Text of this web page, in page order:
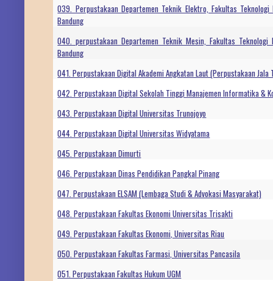
039. Perpustakaan Departemen Teknik Elektro, Fakultas
Bandung
040. perpustakaan Departemen Teknik Mesin, Fakultas
Bandung
041. Perpustakaan Digital Akademi Angkatan Laut (Perpustakaan Jala
042. Perpustakaan Digital Sekolah Tinggi Manajemen Informatika &
043. Perpustakaan Digital Universitas Trunojoyo
044. Perpustakaan Digital Universitas Widyatama
045. Perpustakaan Dimurti
046. Perpustakaan Dinas Pendidikan Pangkal Pinang
047. Perpustakaan ELSAM (Lembaga Studi & Advokasi Masyarakat)
048. Perpustakaan Fakultas Ekonomi Universitas Trisakti
049. Perpustakaan Fakultas Ekonomi, Universitas Riau
050. Perpustakaan Fakultas Farmasi, Universitas Pancasila
051. Perpustakaan Fakultas Hukum UGM